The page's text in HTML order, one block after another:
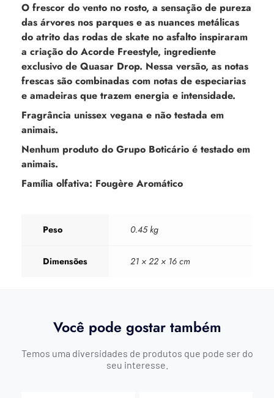
O frescor do vento no rosto, a sensação de pureza
das árvores nos parques e as nuances metálicas
do atrito das rodas de skate no asfalto inspiraram
a criação do Acorde Freestyle, ingrediente
exclusivo de Quasar Drop. Nessa versão, as notas
frescas são combinadas com notas de especiarias
e amadeiras que trazem energia e intensidade.
Fragrância unissex vegana e não testada em
animais.
Nenhum produto do Grupo Boticário é testado em
animais.
Família olfativa: Fougère Aromático
Peso 0.45 kg
Dimensões 21 × 22 × 16 cm
Você pode gostar também
Temos uma diversidades de produtos que pode ser do
seu interesse.